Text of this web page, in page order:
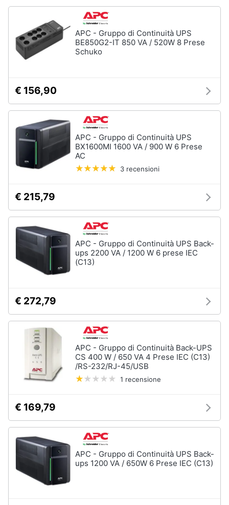
Animali
Motori
cd
dvd
Festività
ricorrenze
Servizi
Assistenza
clienti
APC - Gruppo di Continuità UPS
BE850G2-IT 850 VA / 520W 8 Prese
Schuko
€ 156,90
APC - Gruppo di Continuità UPS
BX1600MI 1600 VA / 900 W 6 Prese
AC
3 recensioni
€ 215,79
APC - Gruppo di Continuità UPS Back-
ups 2200 VA / 1200 W 6 prese IEC
(C13)
€ 272,79
APC - Gruppo di Continuità Back-UPS
CS 400 W / 650 VA 4 Prese IEC (C13)
/RS-232/RJ-45/USB
1 recensione
€ 169,79
APC - Gruppo di Continuità UPS Back-
ups 1200 VA / 650W 6 Prese IEC (C13)